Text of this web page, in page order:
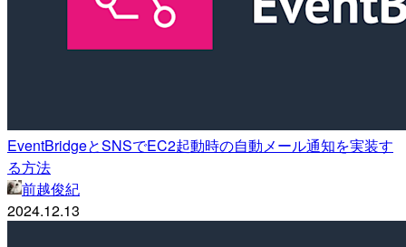
EventBridgeとSNSでEC2起動時の自動メール通知を実装す
る方法
前越俊紀
2024.12.13